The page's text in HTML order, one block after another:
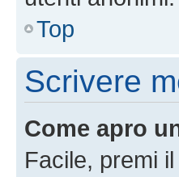
Top
Scrivere
Come apro
Facile, premi